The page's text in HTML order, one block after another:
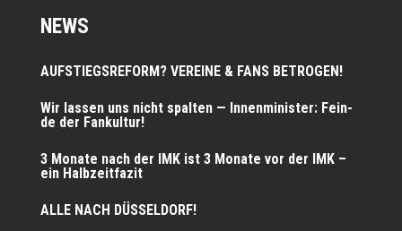
NEWS
AUFSTIEGSREFORM? VEREINE & FANS BETROGEN!
Wir las­sen uns nicht spal­ten — Innen­mi­nis­ter: Fein­
de der Fankultur!
3 Mona­te nach der IMK ist 3 Mona­te vor der IMK –
ein Halbzeitfazit
ALLE NACH DÜSSELDORF!